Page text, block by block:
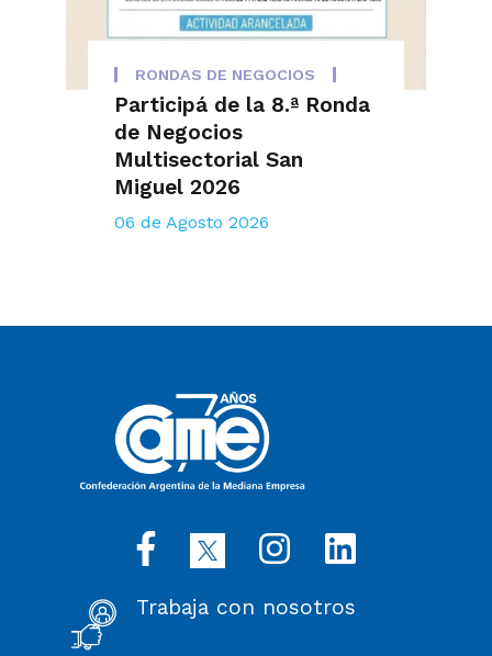
RONDAS DE NEGOCIOS
Participá de la 8.ª Ronda
de Negocios
Multisectorial San
Miguel 2026
06 de Agosto 2026
Trabaja con nosotros